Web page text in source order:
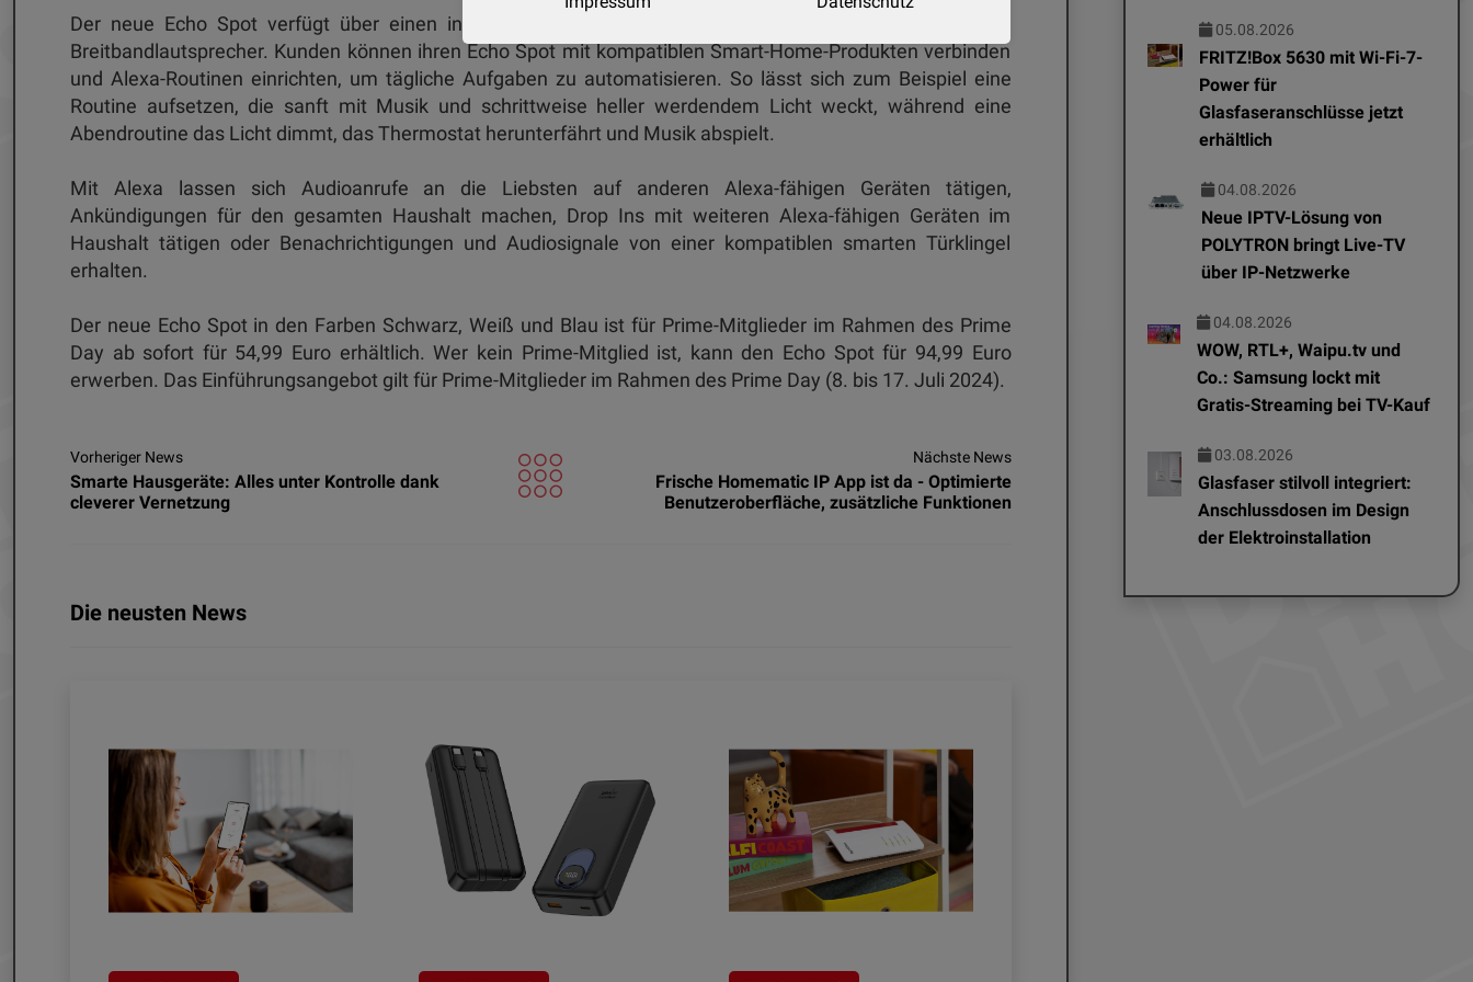
Der neue Echo Spot verfügt über einen integrierten 44,5-mm nach vorne abstrahlenden, direktionalen
Breitbandlautsprecher. Kunden können ihren Echo Spot mit kompatiblen Smart-Home-Produkten verbinden
und Alexa-Routinen einrichten, um tägliche Aufgaben zu automatisieren. So lässt sich zum Beispiel eine
Routine aufsetzen, die sanft mit Musik und schrittweise heller werdendem Licht weckt, während eine
Abendroutine das Licht dimmt, das Thermostat herunterfährt und Musik abspielt.
Mit Alexa lassen sich Audioanrufe an die Liebsten auf anderen Alexa-fähigen Geräten tätigen,
Ankündigungen für den gesamten Haushalt machen, Drop Ins mit weiteren Alexa-fähigen Geräten im
Haushalt tätigen oder Benachrichtigungen und Audiosignale von einer kompatiblen smarten Türklingel
erhalten.
Der neue Echo Spot in den Farben Schwarz, Weiß und Blau ist für Prime-Mitglieder im Rahmen des Prime
Day ab sofort für 54,99 Euro erhältlich. Wer kein Prime-Mitglied ist, kann den Echo Spot für 94,99 Euro
erwerben. Das Einführungsangebot gilt für Prime-Mitglieder im Rahmen des Prime Day (8. bis 17. Juli 2024).
Vorheriger News
Smarte Hausgeräte: Alles unter Kontrolle dank
cleverer Vernetzung
Nächste News
Frische Homematic IP App ist da - Optimierte
Benutzeroberfläche, zusätzliche Funktionen
Die neusten News
05.08.2026
FRITZ!Box 5630 mit Wi-Fi-7-
Power für
Glasfaseranschlüsse jetzt
erhältlich
04.08.2026
Neue IPTV-Lösung von
POLYTRON bringt Live-TV
über IP-Netzwerke
04.08.2026
WOW, RTL+, Waipu.tv und
Co.: Samsung lockt mit
Gratis-Streaming bei TV-Kauf
03.08.2026
Glasfaser stilvoll integriert:
Anschlussdosen im Design
der Elektroinstallation